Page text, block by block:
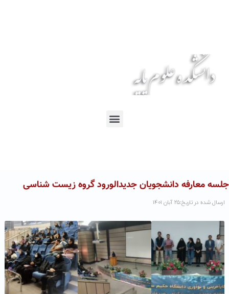
جلسه معارفه دانشجویان جدیدالورود گروه زیست شناسی
ارسال شده در تاریخ:۲۵ آبان ۱۴۰۱